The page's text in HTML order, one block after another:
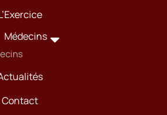
Médecins
Contact